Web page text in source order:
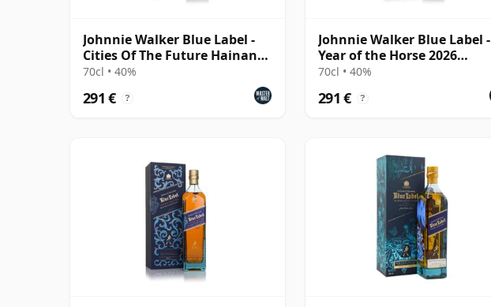
Johnnie Walker Blue Label -
Cities Of The Future Hainan
2220
70cl • 40%
291 € ?
Johnnie Walker Blue Label -
Year of the Horse 2026
(Taiwan Edition)
70cl • 40%
291 € ?